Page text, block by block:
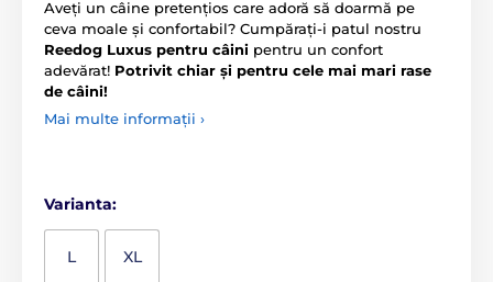
Aveți un câine pretențios care adoră să doarmă pe
ceva moale și confortabil? Cumpărați-i patul nostru
Reedog Luxus pentru câini pentru un confort
adevărat! Potrivit chiar și pentru cele mai mari rase
de câini!
Mai multe informații ›
Varianta:
L XL